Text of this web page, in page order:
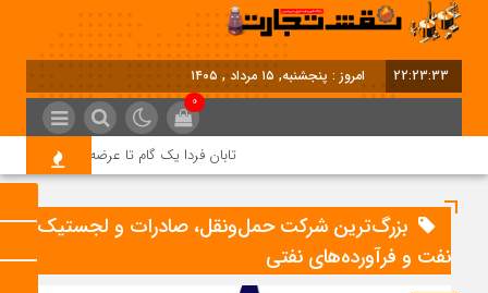
22:23:33 امروز : پنجشنبه, ۱۵ مرداد , ۱۴۰۵
0
تابان فردا یک گام تا عرضه اولیه؛ نماد
بزرگ‌ترین شرکت حمل‌ونقل، صادرات و لجستیک
نفت و فرآورده‌های نفتی